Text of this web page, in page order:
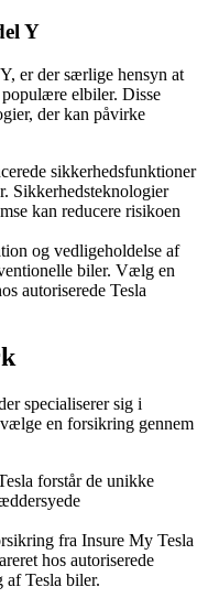
Y
er der særlige hensyn at
elbiler. Disse
der kan påvirke
sikkerhedsfunktioner
Sikkerhedsteknologier
kan reducere risikoen
og vedligeholdelse af
biler. Vælg en
autoriserede Tesla
specialiserer sig i
en forsikring gennem
forstår de unikke
fra Insure My Tesla
hos autoriserede
Tesla biler.